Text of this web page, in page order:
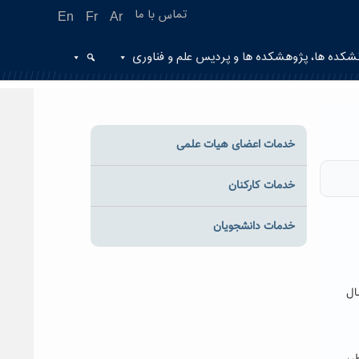
En Fr Ar تماس با ما
ها، پژوهشکده ها و پردیس علم و فناوری
خدمات اعضای هیات علمی
خدمات کارکنان
خدمات دانشجویان